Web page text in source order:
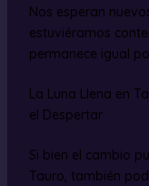
Nos esperan
estuviéramos
permanece igual
La Luna Llena en
el Despertar
Si bien el cambio
Tauro, también